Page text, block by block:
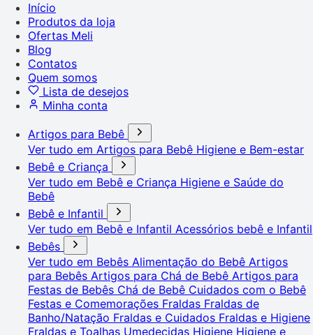
Início
Produtos da loja
Ofertas Meli
Blog
Contatos
Quem somos
Lista de desejos
Minha conta
Artigos para Bebê
Ver tudo em Artigos para Bebê Higiene e Bem-estar
Bebê e Criança
Ver tudo em Bebê e Criança Higiene e Saúde do
Bebê
Bebê e Infantil
Ver tudo em Bebê e Infantil Acessórios bebê e Infantil
Bebês
Ver tudo em Bebês Alimentação do Bebê Artigos
para Bebês Artigos para Chá de Bebê Artigos para
Festas de Bebês Chá de Bebê Cuidados com o Bebê
Festas e Comemorações Fraldas Fraldas de
Banho/Natação Fraldas e Cuidados Fraldas e Higiene
Fraldas e Toalhas Umedecidas Higiene Higiene e